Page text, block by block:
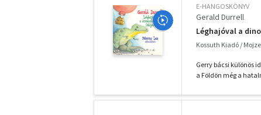
E-HANGOSKÖNYV
Gerald Durrell
Léghajóval a
Kossuth Kiadó /
Gerry bácsi különös
a Földön még a